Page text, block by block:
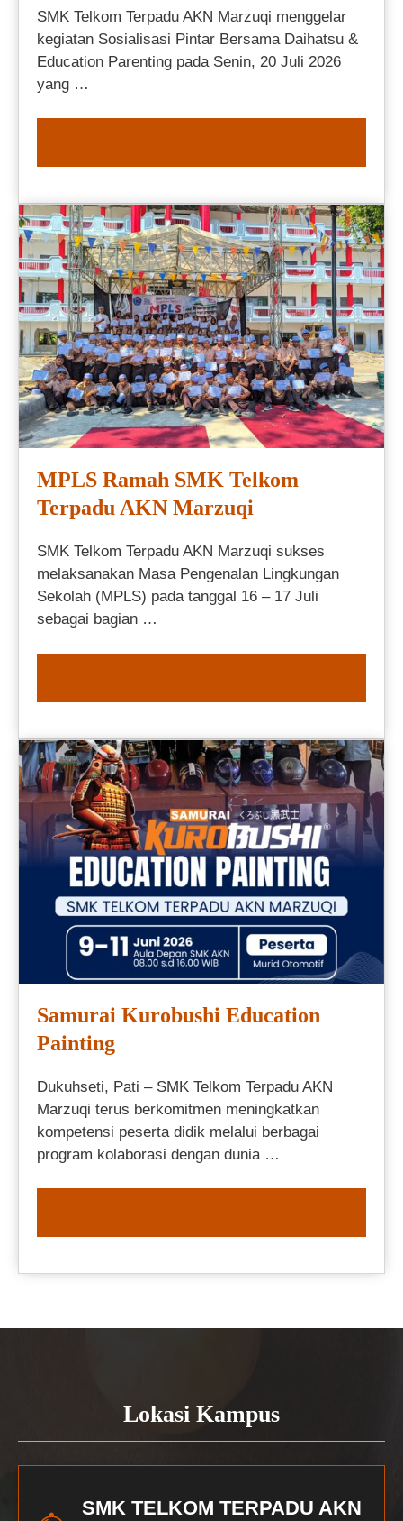
SMK Telkom Terpadu AKN Marzuqi menggelar
kegiatan Sosialisasi Pintar Bersama Daihatsu &
Education Parenting pada Senin, 20 Juli 2026
yang …
MPLS Ramah SMK Telkom
Terpadu AKN Marzuqi
SMK Telkom Terpadu AKN Marzuqi sukses
melaksanakan Masa Pengenalan Lingkungan
Sekolah (MPLS) pada tanggal 16 – 17 Juli
sebagai bagian …
Samurai Kurobushi Education
Painting
Dukuhseti, Pati – SMK Telkom Terpadu AKN
Marzuqi terus berkomitmen meningkatkan
kompetensi peserta didik melalui berbagai
program kolaborasi dengan dunia …
Lokasi Kampus
SMK TELKOM TERPADU AKN